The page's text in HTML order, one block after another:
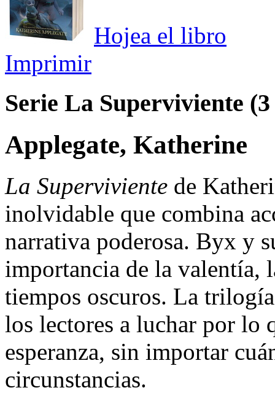
Hojea el libro
Imprimir
Serie La Superviviente
Applegate, Katherine
La Superviviente de
inolvidable que combina
narrativa poderosa. Byx y
importancia de la valentía,
tiempos oscuros. La
los lectores a luchar por lo
esperanza, sin importar
circunstancias.